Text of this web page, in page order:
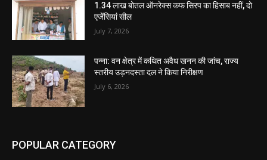
1.34 लाख बोतल ऑनरेक्स कफ सिरप का हिसाब नहीं, दो
एजेंसियां सील
July 7, 2026
पन्ना: वन क्षेत्र में कथित अवैध खनन की जांच, राज्य
स्तरीय उड़नदस्ता दल ने किया निरीक्षण
July 6, 2026
POPULAR CATEGORY